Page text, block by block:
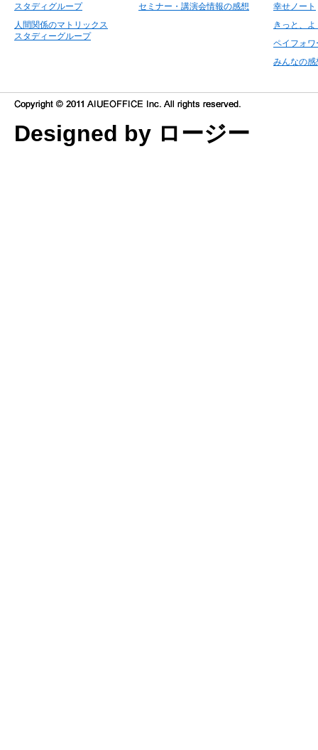
スタディグループ
人間関係のマトリックス
スタディーグループ
セミナー・講演会情報の感想
幸せノート
きっと、
ペイフォワ
みんなの感
Designed by ロージー